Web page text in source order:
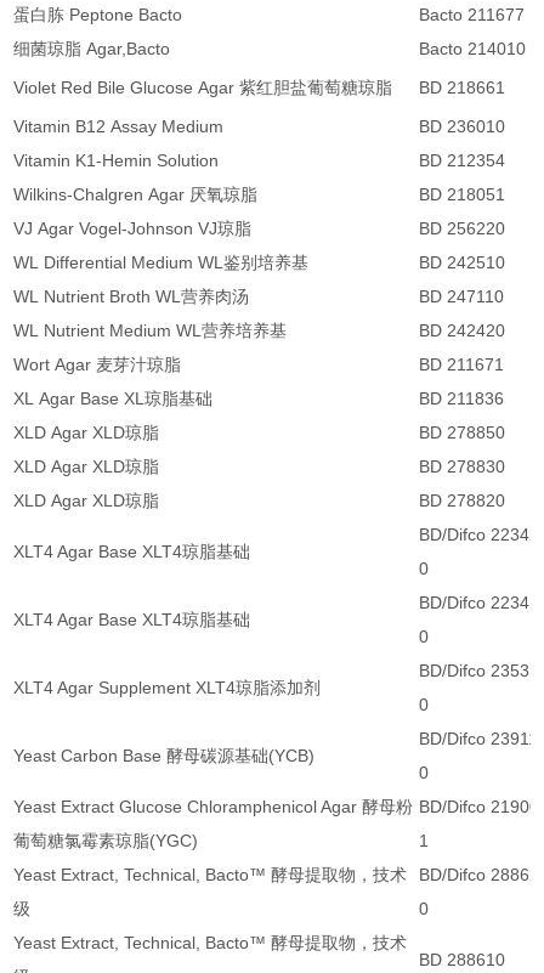
蛋白胨 Peptone Bacto
Bacto 211677
细菌琼脂 Agar,Bacto
Bacto 214010
Violet Red Bile Glucose Agar 紫红胆盐葡萄糖琼脂
BD 218661
Vitamin B12 Assay Medium
BD 236010
Vitamin K1-Hemin Solution
BD 212354
Wilkins-Chalgren Agar 厌氧琼脂
BD 218051
VJ Agar Vogel-Johnson VJ琼脂
BD 256220
WL Differential Medium WL鉴别培养基
BD 242510
WL Nutrient Broth WL营养肉汤
BD 247110
WL Nutrient Medium WL营养培养基
BD 242420
Wort Agar 麦芽汁琼脂
BD 211671
XL Agar Base XL琼脂基础
BD 211836
XLD Agar XLD琼脂
BD 278850
XLD Agar XLD琼脂
BD 278830
XLD Agar XLD琼脂
BD 278820
XLT4 Agar Base XLT4琼脂基础
BD/Difco 22342
0
XLT4 Agar Base XLT4琼脂基础
BD/Difco 22341
0
XLT4 Agar Supplement XLT4琼脂添加剂
BD/Difco 23531
0
Yeast Carbon Base 酵母碳源基础(YCB)
BD/Difco 23911
0
Yeast Extract Glucose Chloramphenicol Agar 酵母粉
葡萄糖氯霉素琼脂(YGC)
BD/Difco 21900
1
Yeast Extract, Technical, Bacto™ 酵母提取物，技术
级
BD/Difco 28862
0
Yeast Extract, Technical, Bacto™ 酵母提取物，技术
BD 288610